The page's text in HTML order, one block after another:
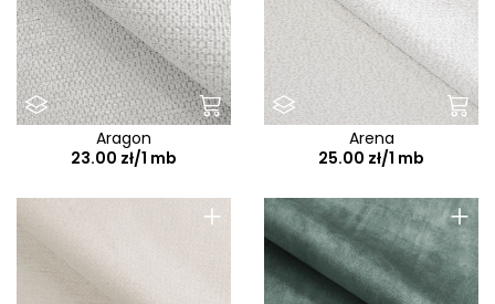
Aragon
23.00 zł/1 mb
Arena
25.00 zł/1 mb
+ +